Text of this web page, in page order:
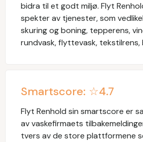
bidra til et godt miljø. Flyt
spekter av tjenester, som
skuring og boning, tepperens,
rundvask, flyttevask, tekstilrens,
Smartscore: ☆4.7
Flyt Renhold sin smartscore er
av vaskefirmaets
tvers av de store plattformene